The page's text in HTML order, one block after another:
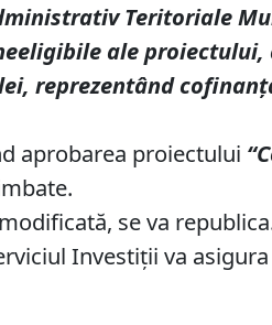
Teritoriale
ale
reprezentând
aprobarea proiectului
se va
Investiţii va